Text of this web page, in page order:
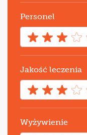
Personel
Jakość leczenia
Wyżywienie